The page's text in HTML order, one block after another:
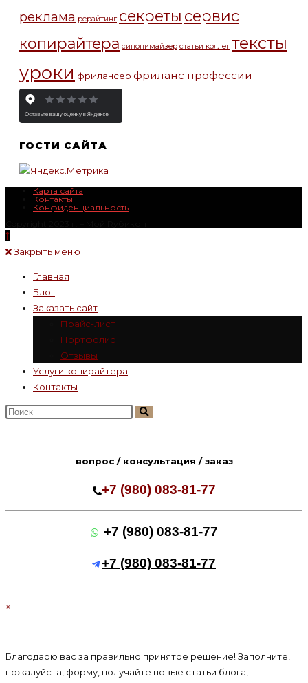
реклама рерайтинг секреты сервис
копирайтера синонимайзер статьи коллег тексты
уроки фрилансер фриланс профессии
ГОСТИ САЙТА
Карта сайта
Контакты
Конфиденциальность
Закрыть меню
Главная
Блог
Заказать сайт
Прайс-лист
Портфолио
Отзывы
Услуги копирайтера
Контакты
Поиск
вопрос / консультация / заказ
+7 (980) 083-81-77
+7 (980) 083-81-77
+7 (980) 083-81-77
×
Благодарю вас за правильно принятое решение! Заполните,
пожалуйста, форму, получайте новые статьи блога,